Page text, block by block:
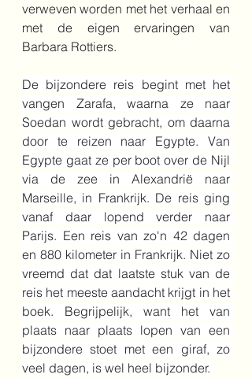
verweven worden met het verhaal en
met de eigen ervaringen van
Barbara Rottiers.
De bijzondere reis begint met het
vangen Zarafa, waarna ze naar
Soedan wordt gebracht, om daarna
door te reizen naar Egypte. Van
Egypte gaat ze per boot over de Nijl
via de zee in Alexandrië naar
Marseille, in Frankrijk. De reis ging
vanaf daar lopend verder naar
Parijs. Een reis van zo'n 42 dagen
en 880 kilometer in Frankrijk. Niet zo
vreemd dat dat laatste stuk van de
reis het meeste aandacht krijgt in het
boek. Begrijpelijk, want het van
plaats naar plaats lopen van een
bijzondere stoet met een giraf, zo
veel dagen, is wel heel bijzonder.